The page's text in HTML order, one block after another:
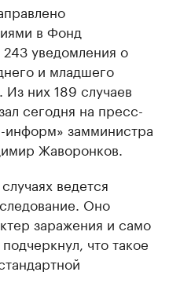
в Фонд
243 уведомления о
и младшего
них 189 случаев
сегодня на пресс-
информ» замминистра
Жаворонков.
ведется
Оно
заражения и само
что такое